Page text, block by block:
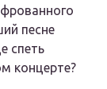
песне
спеть
концерте?